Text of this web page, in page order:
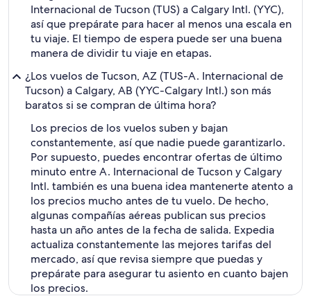
Internacional de Tucson (TUS) a Calgary Intl. (YYC),
así que prepárate para hacer al menos una escala en
tu viaje. El tiempo de espera puede ser una buena
manera de dividir tu viaje en etapas.
¿Los vuelos de Tucson, AZ (TUS-A. Internacional de
Tucson) a Calgary, AB (YYC-Calgary Intl.) son más
baratos si se compran de última hora?
Los precios de los vuelos suben y bajan
constantemente, así que nadie puede garantizarlo.
Por supuesto, puedes encontrar ofertas de último
minuto entre A. Internacional de Tucson y Calgary
Intl. también es una buena idea mantenerte atento a
los precios mucho antes de tu vuelo. De hecho,
algunas compañías aéreas publican sus precios
hasta un año antes de la fecha de salida. Expedia
actualiza constantemente las mejores tarifas del
mercado, así que revisa siempre que puedas y
prepárate para asegurar tu asiento en cuanto bajen
los precios.